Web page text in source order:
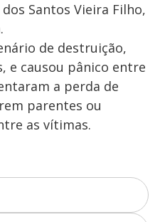
Santos Vieira Filho,
de destruição,
e causou pânico entre
a perda de
parentes ou
as vítimas.